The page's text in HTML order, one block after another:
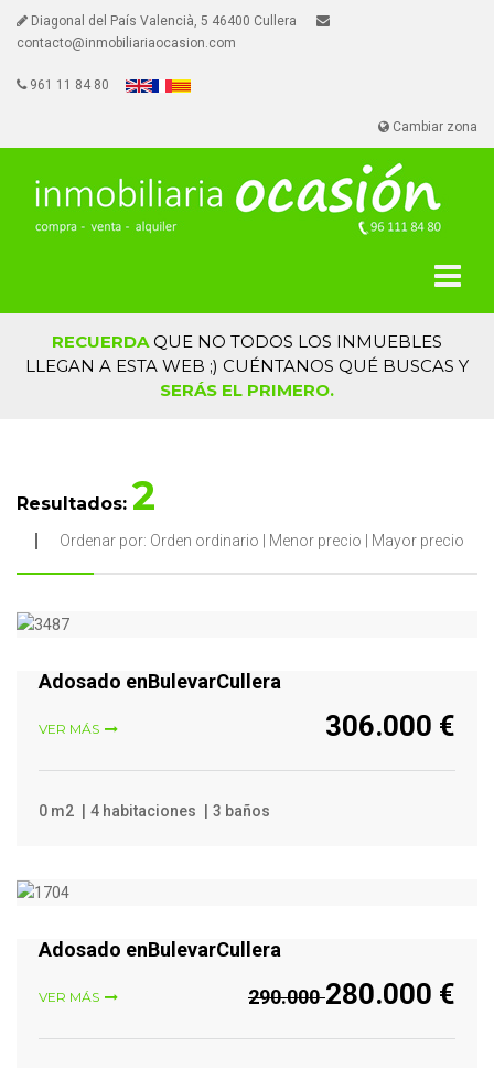
Diagonal del País Valencià, 5 46400 Cullera
contacto@inmobiliariaocasion.com
961 11 84 80
Cambiar zona
RECUERDAQUE NO TODOS LOS INMUEBLES
LLEGAN A ESTA WEB ;) CUÉNTANOS QUÉ BUSCAS Y
SERÁS EL PRIMERO.
Resultados: 2
Ordenar por: Orden ordinario Menor precio Mayor precio
Adosado enBulevarCullera
VER MÁS 306.000 €
0 m2 4 habitaciones 3 baños
Adosado enBulevarCullera
VER MÁS 290.000280.000 €